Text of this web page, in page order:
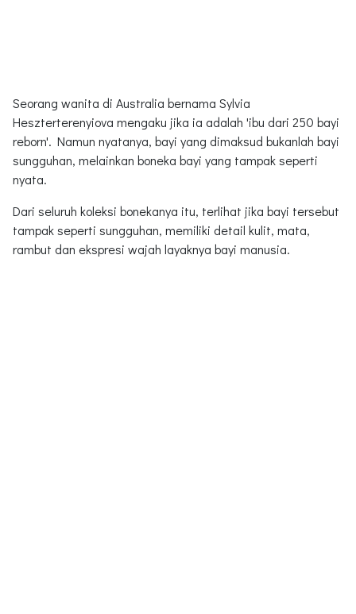
Seorang wanita di Australia bernama Sylvia
Heszterterenyiova mengaku jika ia adalah 'ibu dari 250 bayi
reborn'. Namun nyatanya, bayi yang dimaksud bukanlah bayi
sungguhan, melainkan boneka bayi yang tampak seperti
nyata.
Dari seluruh koleksi bonekanya itu, terlihat jika bayi tersebut
tampak seperti sungguhan, memiliki detail kulit, mata,
rambut dan ekspresi wajah layaknya bayi manusia.